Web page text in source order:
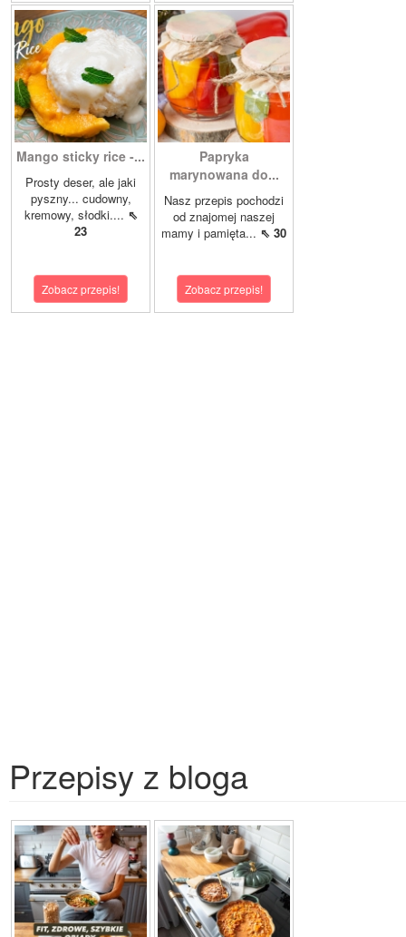
Mango sticky rice -...
Prosty deser, ale jaki
pyszny... cudowny,
kremowy, słodki.... ⇖
23
Zobacz przepis!
Papryka
marynowana do...
Nasz przepis pochodzi
od znajomej naszej
mamy i pamięta... ⇖ 30
Zobacz przepis!
Przepisy z bloga